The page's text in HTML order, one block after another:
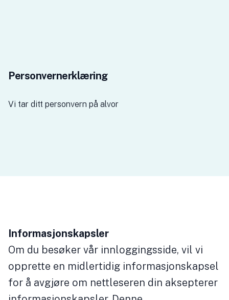
Personvernerklæring
Vi tar ditt personvern på alvor
Informasjonskapsler
Om du besøker vår innloggingsside, vil vi
opprette en midlertidig informasjonskapsel
for å avgjøre om nettleseren din aksepterer